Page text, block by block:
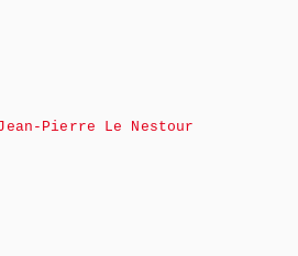
Pierre Le Nestour